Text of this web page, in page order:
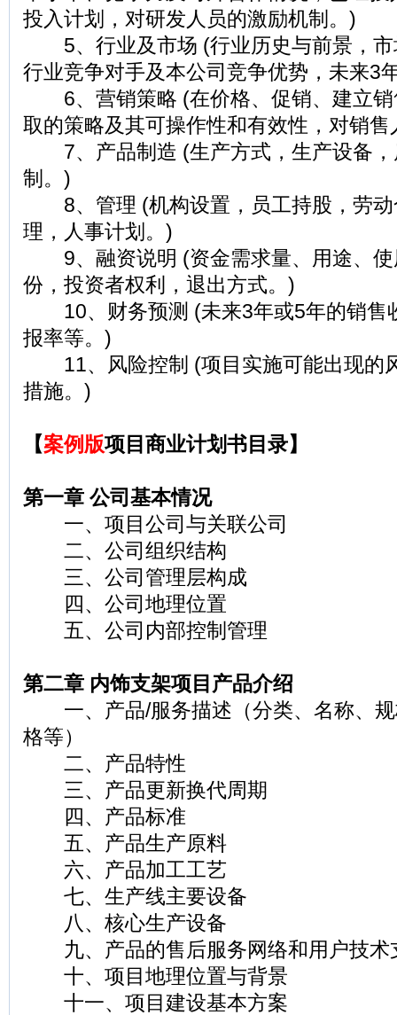
投入计划，对研发人员的激励机制。)
5、行业及市场 (行业历史与前景，市
行业竞争对手及本公司竞争优势，未来3
6、营销策略 (在价格、促销、建立销
取的策略及其可操作性和有效性，对销
7、产品制造 (生产方式，生产设备，
制。)
8、管理 (机构设置，员工持股，劳动
理，人事计划。)
9、融资说明 (资金需求量、用途、使
份，投资者权利，退出方式。)
10、财务预测 (未来3年或5年的销售
报率等。)
11、风险控制 (项目实施可能出现的
措施。)
【案例版项目商业计划书目录】
第一章 公司基本情况
一、项目公司与关联公司
二、公司组织结构
三、公司管理层构成
四、公司地理位置
五、公司内部控制管理
第二章 内饰支架项目产品介绍
一、产品/服务描述（分类、名称、规
格等）
二、产品特性
三、产品更新换代周期
四、产品标准
五、产品生产原料
六、产品加工工艺
七、生产线主要设备
八、核心生产设备
九、产品的售后服务网络和用户技术
十、项目地理位置与背景
十一、项目建设基本方案